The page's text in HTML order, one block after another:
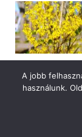
A jobb
használunk.